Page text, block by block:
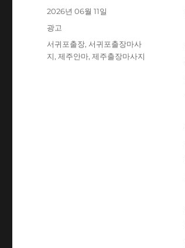
작
성
자
2026년 06월 11일
카
테
고
광고
태
그
서귀포출장, 서귀포출장마사
지,제주안마,제주출장마사지